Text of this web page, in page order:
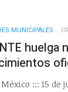
MUNICIPALES
huelga
::: 15 de